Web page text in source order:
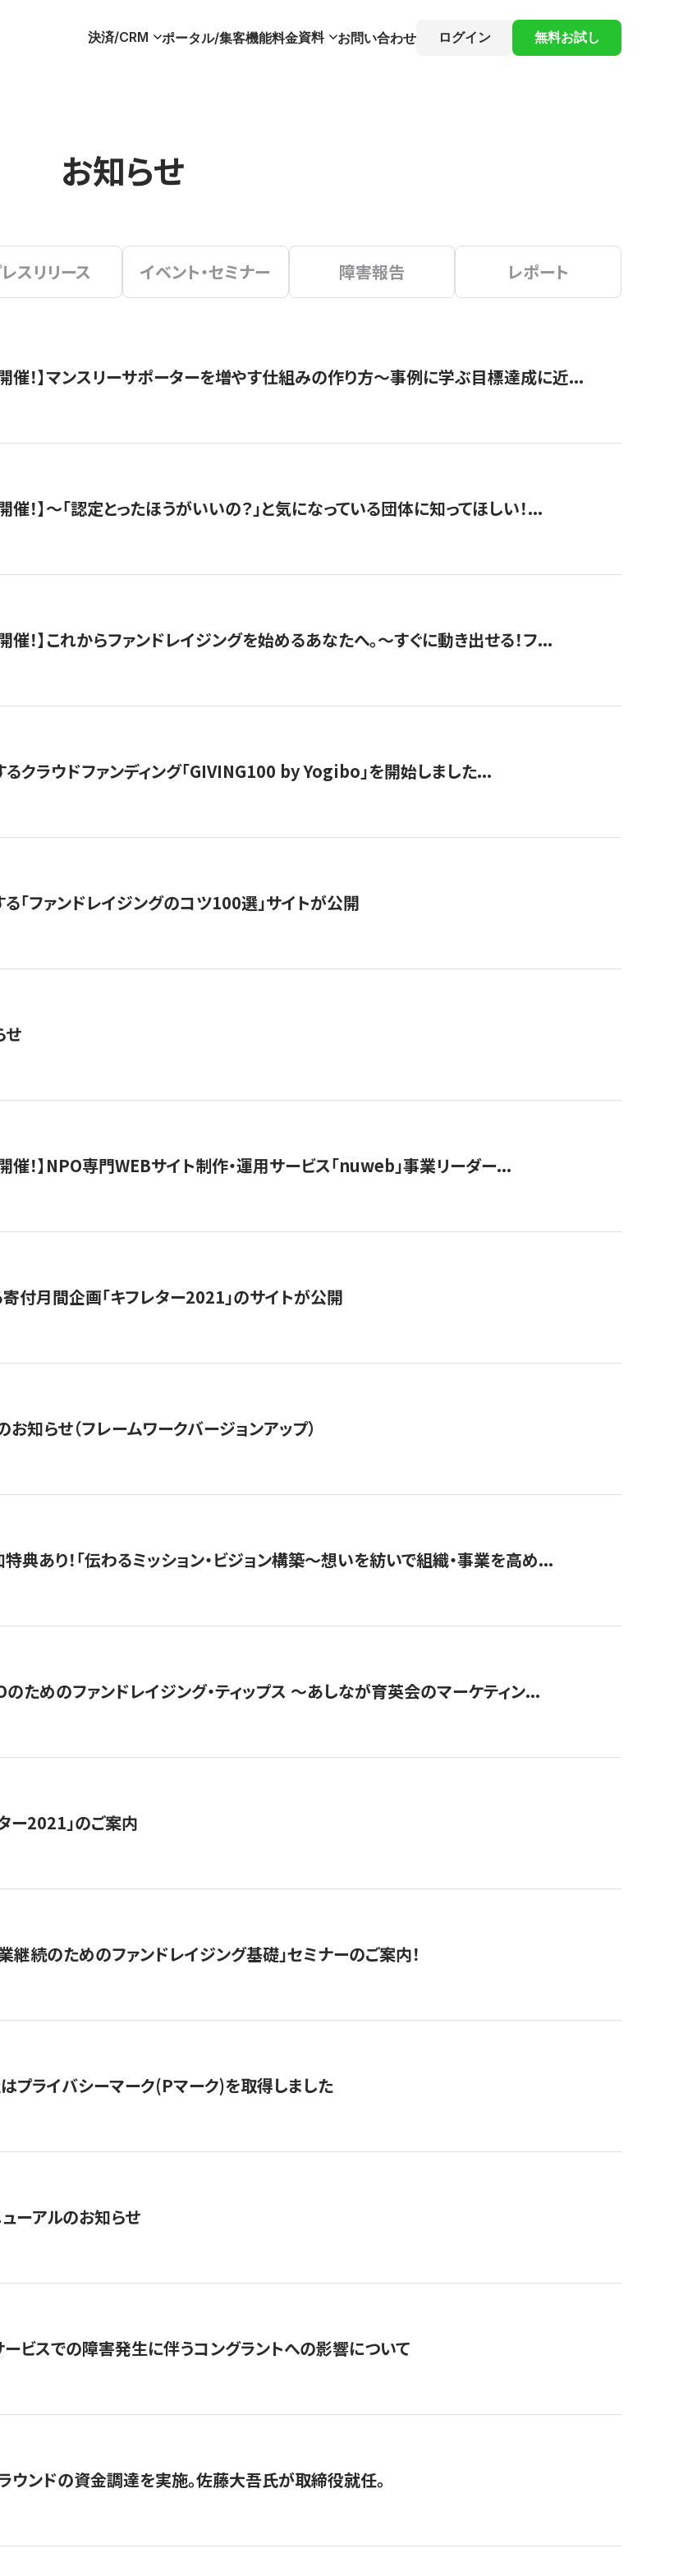
決済/CRM ポータル/集客機能料金資料 お問い合わせ ログイン 無料お試し
お知らせ
スリリース イベント・セミナー 障害報告 レポート
開催！】マンスリーサポーターを増やす仕組みの作り方〜事例に学ぶ目標達成に近...
催！】〜「認定とったほうがいいの？」と気になっている団体に知ってほしい！...
催！】これからファンドレイジングを始めるあなたへ。〜すぐに動き出せる！フ...
クラウドファンディング「GIVING100 by Yogibo」を開始しました...
「ファンドレイジングのコツ100選」サイトが公開
せ
開催！】NPO専門WEBサイト制作・運用サービス「nuweb」事業リーダー...
付月間企画「キフレター2021」のサイトが公開
知らせ（フレームワークバージョンアップ）
特典あり！「伝わるミッション・ビジョン構築〜想いを紡いで組織・事業を高め...
のためのファンドレイジング・ティップス 〜あしなが育英会のマーケティン...
ー2021」のご案内
業継続のためのファンドレイジング基礎」セミナーのご案内！
プライバシーマーク(Pマーク)を取得しました
ーアルのお知らせ
ービスでの障害発生に伴うコングラントへの影響について
ウンドの資金調達を実施。佐藤大吾氏が取締役就任。